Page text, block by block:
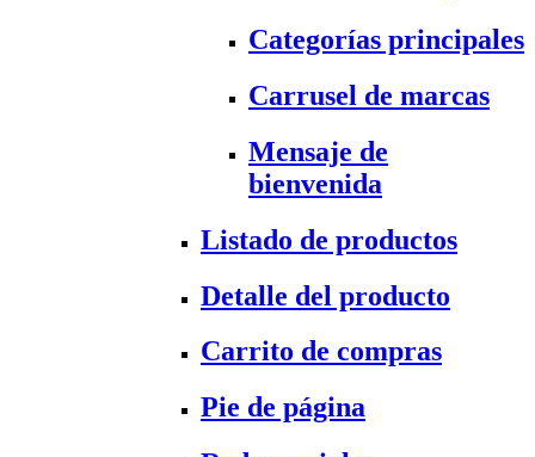
Categorías principales
Carrusel de marcas
Mensaje de
bienvenida
Listado de productos
Detalle del producto
Carrito de compras
Pie de página